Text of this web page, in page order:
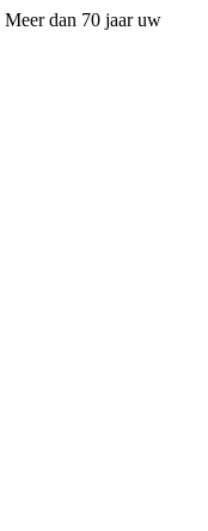
Meer dan 70 jaar uw